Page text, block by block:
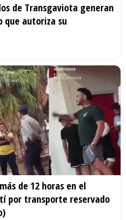
de Transgaviota generan
que autoriza su
de 12 horas en el
por transporte reservado